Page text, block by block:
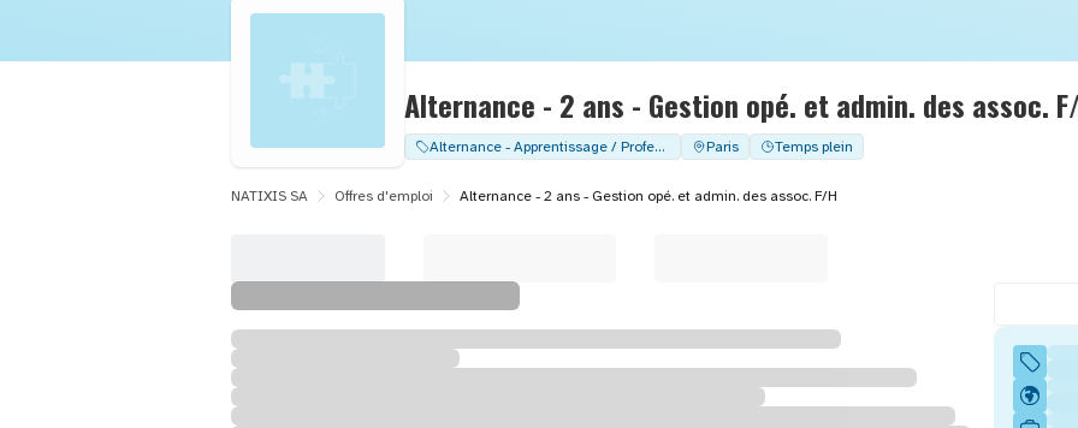
Alternance - 2 ans - Gestion opé. et admin. des assoc.
Alternance - Apprentissage / Professionalisation Paris Temps plein
NATIXIS SA Offres d'emploi Alternance - 2 ans - Gestion opé. et admin. des assoc. F/H